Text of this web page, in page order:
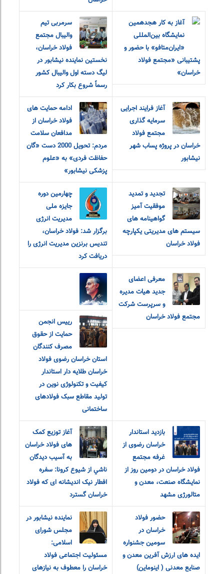
آغاز به کار هجدهمین
نمایشگاه بین‌المللی
«ایران‌متافو» با حضور و
پشتیبانی «مجتمع فولاد
خراسان»
سرمربی تیم
والیبال مجتمع
فولاد خراسان،
نخستین نماینده نیشابور در
لیگ دسته اول والیبال کشور
رسماً شروع بکار کرد
آغاز فرایند اجرایی
سرمایه گذاری
مجتمع فولاد
خراسان در پروژه پساب شهر
نیشابور
ادامه حمایت های
فولاد خراسان از
مدافعان سلامت
مردم: تحویل 2000 دست «گان
حفاظت فردی» به «علوم
پزشکی نیشابور»
تجدید و تمدید
موفقیت آمیز
گواهینامه های
سیستم های مدیریتی یکپارچه
فولاد خراسان
چهارمین دوره
جایزه ملی
مدیریت انرژی
برگزار شد: فولاد خراسان،
تندیس برنزین مدیریت انرژی را
دریافت کرد
معرفی اعضای
جدید هیات مدیره
و سرپرست شرکت
مجتمع فولاد خراسان
رییس انجمن
حمایت از حقوق
مصرف کنندگان
استان خراسان رضوی فولاد
خراسان طلایه دار استاندار
کیفیت و تکنولوژی نوین در
تولید مقاطع سبک فولادهای
ساختمانی
بازدید استاندار
خراسان رضوی از
غرفه مجتمع
فولاد خراسان در دومین روز از
نمایشگاه صنعت، معدن و
متالورژی مشهد
آغاز توزیع کمک
های فولاد خراسان
به آسيب ديدگان
ناشي از شيوع كرونا: سفره
افطار نیک اندیشانه ای که فولاد
خراسان گسترد
حضور فولاد
خراسان در
سومین جشنواره
ایده های ارزش آفرین معدن و
صنایع معدنی ( اینوماین)
نماینده نیشابور در
مجلس شورای
اسلامی:
مسئولیت اجتماعی فولاد
خراسان را معطوف به نیازهای